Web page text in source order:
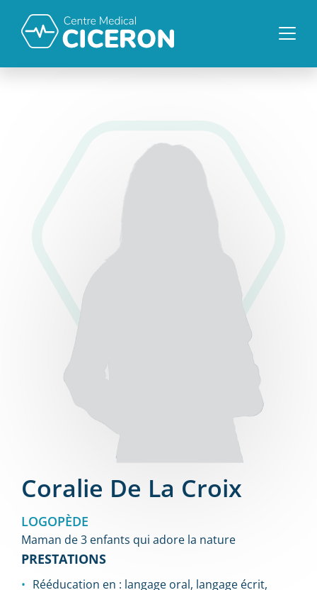
Coralie De La Croix
LOGOPÈDE
Maman de 3 enfants qui adore la nature
PRESTATIONS
Rééducation en : langage oral, langage écrit,